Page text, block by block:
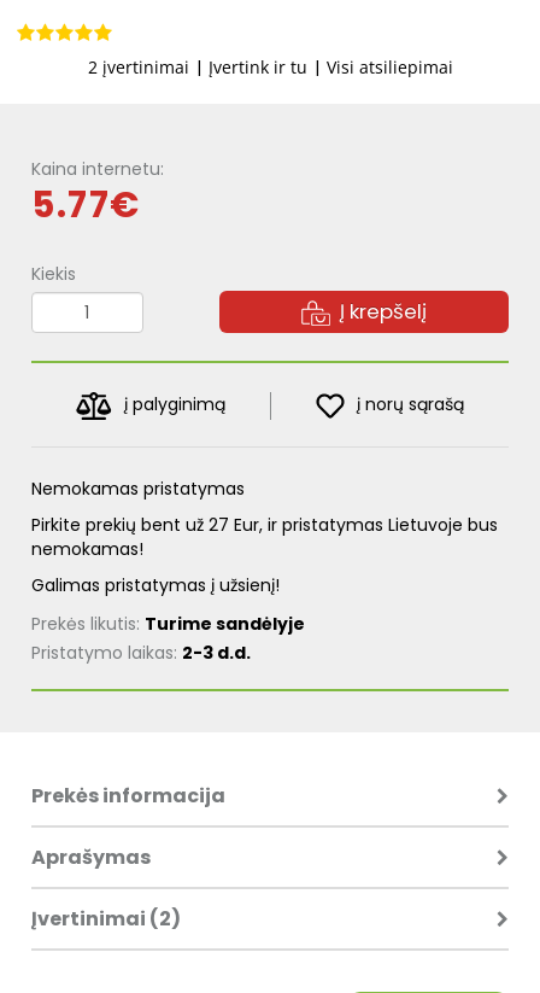
2 įvertinimai | Įvertink ir tu | Visi atsiliepimai
Kaina internetu:
5.77€
Kiekis
Į krepšelį
į palyginimą į norų sąrašą
Nemokamas pristatymas
Pirkite prekių bent už 27 Eur, ir pristatymas Lietuvoje bus
nemokamas!
Galimas pristatymas į užsienį!
Prekės likutis: Turime sandėlyje
Pristatymo laikas: 2-3 d.d.
Prekės informacija
Aprašymas
Įvertinimai (2)